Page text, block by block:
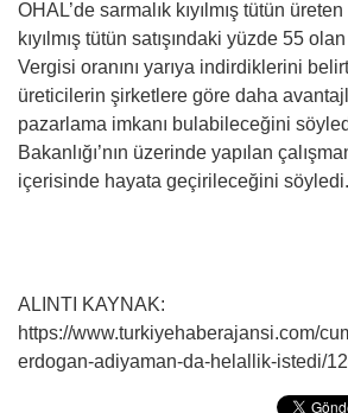
OHAL’de sarmalık kıyılmış tütün
kıyılmış tütün satışındaki yüzde 55
Vergisi oranını yarıya indirdiklerini
üreticilerin şirketlere göre daha
pazarlama imkanı bulabileceğini
Bakanlığı’nın üzerinde yapılan
içerisinde hayata geçirileceğini söyledi.
ALINTI KAYNAK:
https://www.turkiyehaberajansi.com/
erdogan-adiyaman-da-helallik-istedi/